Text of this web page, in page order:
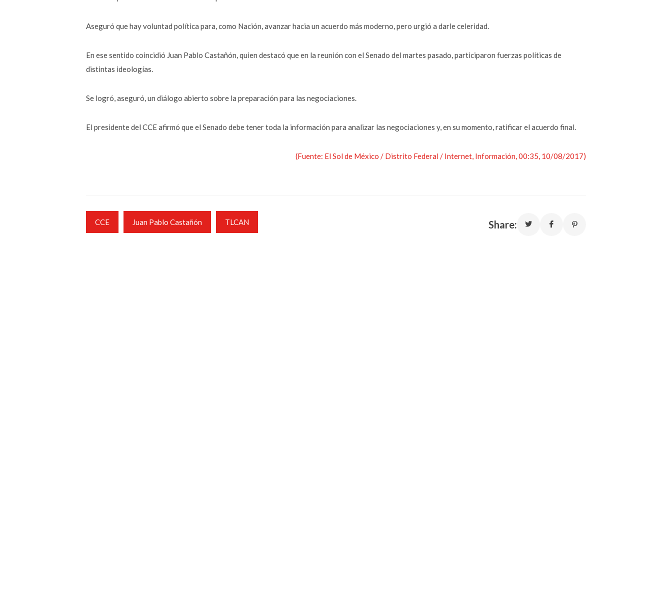
Aseguró que hay voluntad política para, como Nación, avanzar hacia un acuerdo más moderno, pero urgió a darle celeridad.
En ese sentido coincidió Juan Pablo Castañón, quien destacó que en la reunión con el Senado del martes pasado, participaron fuerzas políticas de
distintas ideologías.
Se logró, aseguró, un diálogo abierto sobre la preparación para las negociaciones.
El presidente del CCE afirmó que el Senado debe tener toda la información para analizar las negociaciones y, en su momento, ratificar el acuerdo final.
(Fuente: El Sol de México / Distrito Federal / Internet, Información, 00:35, 10/08/2017)
CCE Juan Pablo Castañón TLCAN Share: